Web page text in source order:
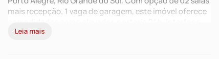
mais recepção, 1 vaga de garagem, este imóvel oferece
estacionamento, acessibilidade para PCD, antena de
Leia mais